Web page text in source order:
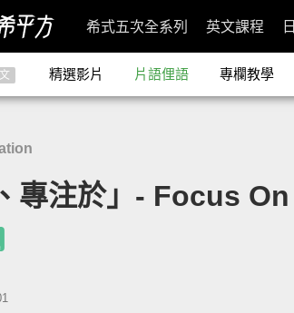
希式五次全系列 英文課程
精選影片 片語俚語 專欄教學
專注於」- Focus On